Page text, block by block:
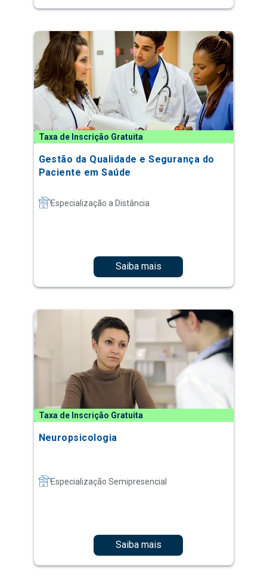
Taxa de Inscrição Gratuita
Gestão da Qualidade e Segurança do
Paciente em Saúde
Especialização a Distância
Saiba mais
Taxa de Inscrição Gratuita
Neuropsicologia
Especialização Semipresencial
Saiba mais